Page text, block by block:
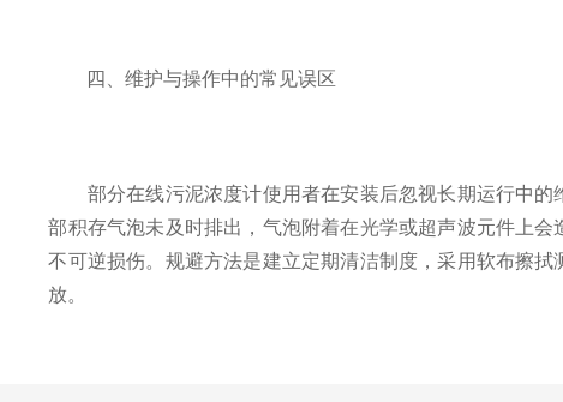
四、维护与操作中的常见误区
部分在线污泥浓度计使用者在安装后忽视长期运行中的
部积存气泡未及时排出，气泡附着在光学或超声波元件上
不可逆损伤。规避方法是建立定期清洁制度，采用软布擦
放。